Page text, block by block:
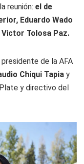
reunión: el de
Eduardo Wado
Tolosa Paz.
de la AFA
Chiqui Tapia y
y directivo del